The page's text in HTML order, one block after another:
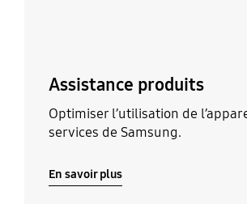
Assistance produits
Optimiser l’utilisation de
services de Samsung.
En savoir plus